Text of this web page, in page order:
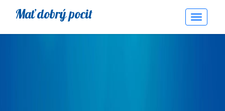
Mať dobrý pocit
Toggle